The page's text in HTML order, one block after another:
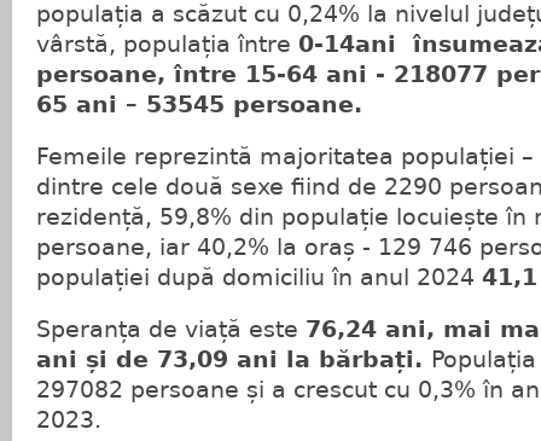
populația a scăzut cu 0,24% la nivelul
vârstă, populația între 0-14ani
persoane, între 15-64 ani - 218077
65 ani – 53545 persoane.
Femeile reprezintă majoritatea populației
dintre cele două sexe fiind de 2290
rezidență, 59,8% din populație locuiește în
persoane, iar 40,2% la oraș - 129 746
populației după domiciliu în anul 2024
Speranța de viață este 76,24 ani, mai
ani și de 73,09 ani la bărbați.
297082 persoane și a crescut cu 0,3% în
2023.